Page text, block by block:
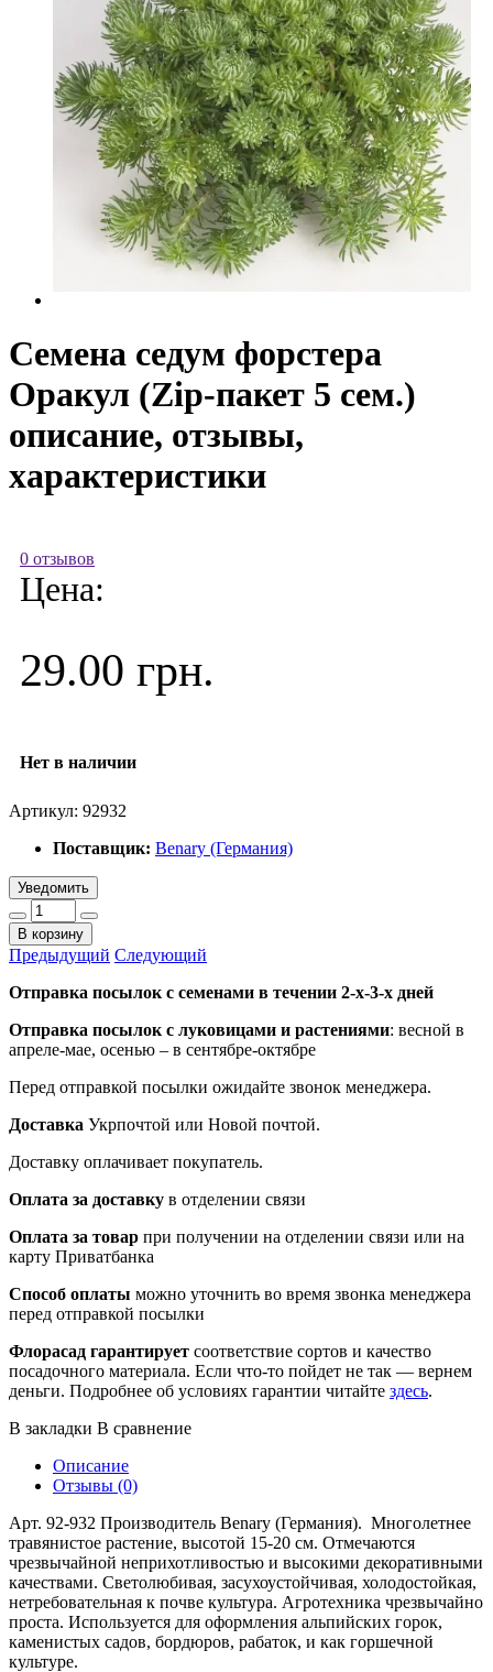
Семена седум форстера
Оракул (Zip-пакет 5 сем.)
описание, отзывы,
характеристики
0 отзывов
Цена:
29.00 грн.
Нет в наличии
Артикул: 92932
Поставщик: Benary (Германия)
Уведомить
В корзину
Предыдущий Следующий
Отправка посылок с семенами в течении 2-х-3-х дней
Отправка посылок с луковицами и растениями: весной в
апреле-мае, осенью – в сентябре-октябре
Перед отправкой посылки ожидайте звонок менеджера.
Доставка Укрпочтой или Новой почтой.
Доставку оплачивает покупатель.
Оплата за доставку в отделении связи
Оплата за товар при получении на отделении связи или на
карту Приватбанка
Способ оплаты можно уточнить во время звонка менеджера
перед отправкой посылки
Флорасад гарантирует соответствие сортов и качество
посадочного материала. Если что-то пойдет не так — вернем
деньги. Подробнее об условиях гарантии читайте здесь.
В закладки В сравнение
Описание
Отзывы (0)
Арт. 92-932 Производитель Benary (Германия). Многолетнее
травянистое растение, высотой 15-20 см. Отмечаются
чрезвычайной неприхотливостью и высокими декоративными
качествами. Светолюбивая, засухоустойчивая, холодостойкая,
нетребовательная к почве культура. Агротехника чрезвычайно
проста. Используется для оформления альпийских горок,
каменистых садов, бордюров, рабаток, и как горшечной
культуре.